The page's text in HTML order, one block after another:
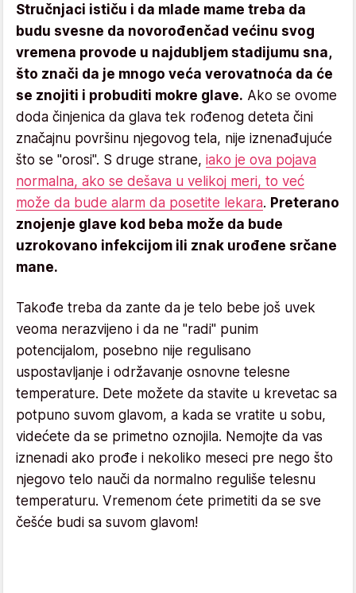
Stručnjaci ističu i da mlade mame treba da
budu svesne da novorođenčad većinu svog
vremena provode u najdubljem stadijumu sna,
što znači da je mnogo veća verovatnoća da će
se znojiti i probuditi mokre glave. Ako se ovome
doda činjenica da glava tek rođenog deteta čini
značajnu površinu njegovog tela, nije iznenađujuće
što se "orosi". S druge strane, iako je ova pojava
normalna, ako se dešava u velikoj meri, to već
može da bude alarm da posetite lekara. Preterano
znojenje glave kod beba može da bude
uzrokovano infekcijom ili znak urođene srčane
mane.
Takođe treba da zante da je telo bebe još uvek
veoma nerazvijeno i da ne "radi" punim
potencijalom, posebno nije regulisano
uspostavljanje i održavanje osnovne telesne
temperature. Dete možete da stavite u krevetac sa
potpuno suvom glavom, a kada se vratite u sobu,
videćete da se primetno oznojila. Nemojte da vas
iznenadi ako prođe i nekoliko meseci pre nego što
njegovo telo nauči da normalno reguliše telesnu
temperaturu. Vremenom ćete primetiti da se sve
češće budi sa suvom glavom!